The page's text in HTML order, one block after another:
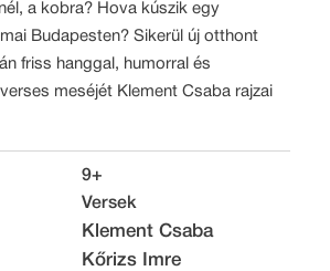
a kobra? Hova kúszik egy
Budapesten? Sikerül új otthont
friss hanggal, humorral és
meséjét Klement Csaba rajzai
9+
Versek
Klement Csaba
Kőrizs Imre